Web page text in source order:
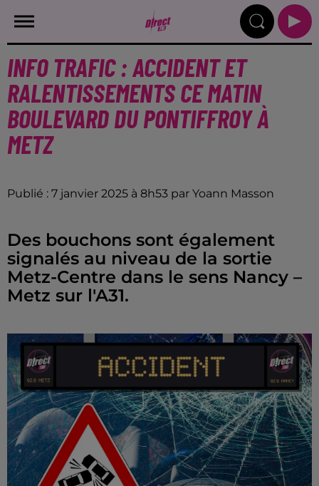
INFO TRAFIC : ACCIDENT ET
RALENTISSEMENTS CE MATIN
BOULEVARD DU PONTIFFROY À
METZ
Publié : 7 janvier 2025 à 8h53 par Yoann Masson
Des bouchons sont également
signalés au niveau de la sortie
Metz-Centre dans le sens Nancy –
Metz sur l'A31.